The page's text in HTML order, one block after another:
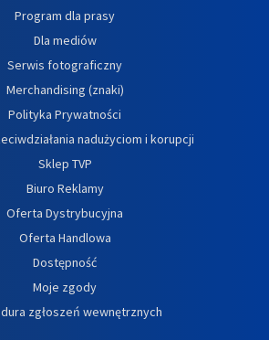
Program dla prasy
Dla mediów
Serwis fotograficzny
Merchandising (znaki)
Polityka Prywatności
nadużyciom i korupcji
Sklep TVP
Biuro Reklamy
Oferta Dystrybucyjna
Oferta Handlowa
Dostępność
Moje zgody
zgłoszeń wewnętrznych